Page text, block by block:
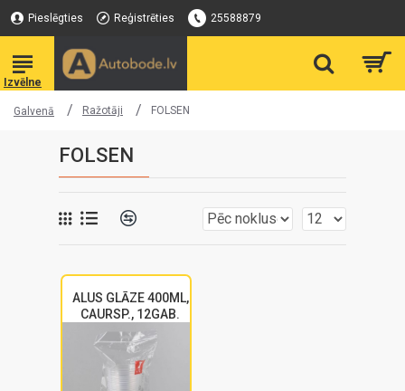
Pieslēgties Reģistrēties 25588879
Galvenā Ražotāji FOLSEN
FOLSEN
ALUS GLĀZE 400ML,
CAURSP., 12GAB.